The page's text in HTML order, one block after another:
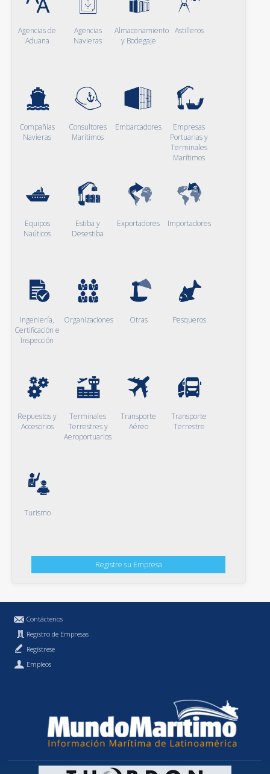
Agencias de
Aduana
Agencias
Navieras
Almacenamiento
y Bodegaje
Astilleros
Compañías
Navieras
Consultores
Marítimos
Embarcadores
Empresas
Portuarias y
Terminales
Marítimos
Equipos
Naúticos
Estiba y
Desestiba
Exportadores Importadores
Ingeniería,
Certificación e
Inspección
Organizaciones Otras Pesqueros
Repuestos y
Accesorios
Terminales
Terrestres y
Aeroportuarios
Transporte
Aéreo
Transporte
Terrestre
Turismo
Registre su Empresa
Contáctenos
Registro de Empresas
Regístrese
Empleos
Política de Privacidad